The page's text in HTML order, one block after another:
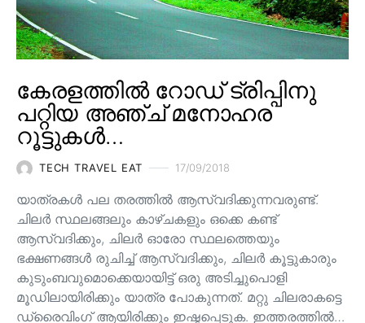
കേരളത്തിൽ റോഡ് ട്രിപ്പിനു
പറ്റിയ അഞ്ച് മനോഹര
റൂട്ടുകൾ…
TECH TRAVEL EAT 17/09/2018
യാത്രകൾ പല തരത്തിൽ ആസ്വദിക്കുന്നവരുണ്ട്.
ചിലർ സ്ഥലങ്ങലും കാഴ്ചകളും ഒക്കെ കണ്ട്
ആസ്വദിക്കും, ചിലർ ഓരോ സ്ഥലത്തെയും
ഭക്ഷണങ്ങൾ രുചിച്ച് ആസ്വദിക്കും, ചിലർ കൂട്ടുകാരും
കുടുംബവുമൊക്കെയായിട്ട് ഒരു അടിച്ചുപൊളി
മൂഡിലായിരിക്കും യാത്ര പോകുന്നത്. മറ്റു ചിലരാകട്ടെ
ഡ്രൈവിംഗ് ആയിരിക്കും ഇഷ്ടപ്പെടുക. ഇത്തരത്തിൽ…